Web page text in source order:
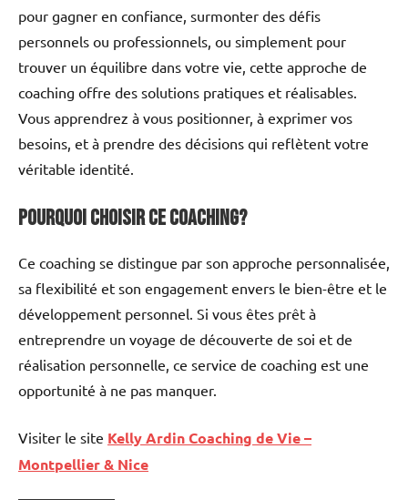
pour gagner en confiance, surmonter des défis
personnels ou professionnels, ou simplement pour
trouver un équilibre dans votre vie, cette approche de
coaching offre des solutions pratiques et réalisables.
Vous apprendrez à vous positionner, à exprimer vos
besoins, et à prendre des décisions qui reflètent votre
véritable identité.
Pourquoi Choisir Ce Coaching?
Ce coaching se distingue par son approche personnalisée,
sa flexibilité et son engagement envers le bien-être et le
développement personnel. Si vous êtes prêt à
entreprendre un voyage de découverte de soi et de
réalisation personnelle, ce service de coaching est une
opportunité à ne pas manquer.
Visiter le site Kelly Ardin Coaching de Vie –
Montpellier & Nice